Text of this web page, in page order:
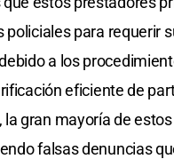
policiales para requerir
a los
eficiente de
la gran mayoría de
falsas denuncias